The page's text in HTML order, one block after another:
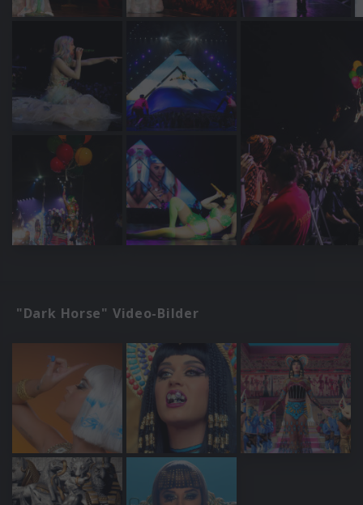
"Dark Horse" Video-Bilder